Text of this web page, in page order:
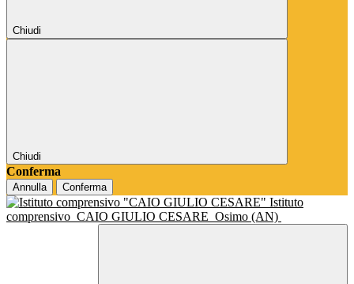
Chiudi
Chiudi
Conferma
Annulla Conferma
Istituto
comprensivo CAIO GIULIO CESARE Osimo (AN)